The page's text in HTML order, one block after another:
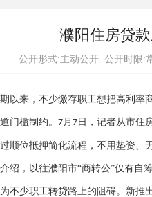
濮阳住房贷
公开形式:主动公开 公开时限:
以来，不少缴存职工想把高利率
门槛制约。 7月 7 日，记者从市住
顺位抵押简化流程，不用垫资、
绍，以往濮阳市“商转公”仅有自
不少职工转贷路上的阻碍。新推